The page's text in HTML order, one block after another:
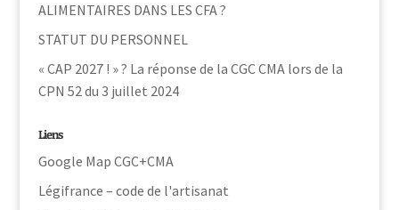
ALIMENTAIRES DANS LES CFA ?
STATUT DU PERSONNEL
« CAP 2027 ! » ? La réponse de la CGC CMA lors de la
CPN 52 du 3 juillet 2024
Liens
Google Map CGC+CMA
Légifrance – code de l'artisanat